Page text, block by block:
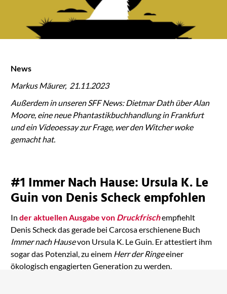
News
Markus Mäurer, 21.11.2023
Außerdem in unseren SFF News: Dietmar Dath über Alan
Moore, eine neue Phantastikbuchhandlung in Frankfurt
und ein Videoessay zur Frage, wer den Witcher woke
gemacht hat.
#1 Immer Nach Hause: Ursula K. Le
Guin von Denis Scheck empfohlen
In der aktuellen Ausgabe von Druckfrischempfiehlt
Denis Scheck das gerade bei Carcosa erschienene Buch
Immer nach Hausevon Ursula K. Le Guin. Er attestiert ihm
sogar das Potenzial, zu einem Herr der Ringeeiner
ökologisch engagierten Generation zu werden.